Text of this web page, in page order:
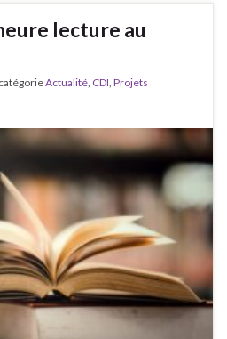
lecture au
Actualité, CDI, Projets